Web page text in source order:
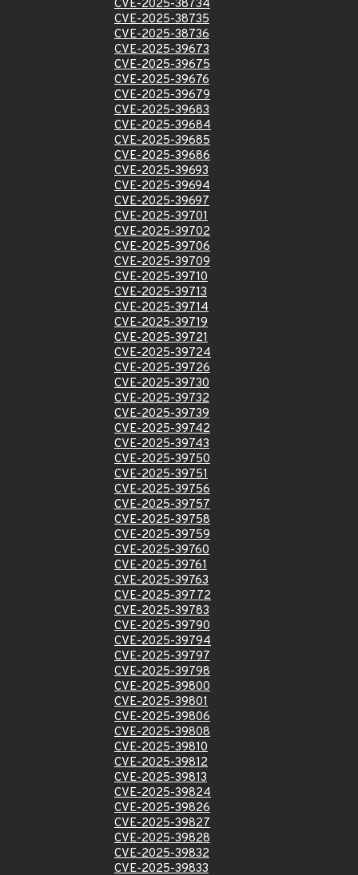
CVE-2025-38734
CVE-2025-38735
CVE-2025-38736
CVE-2025-39673
CVE-2025-39675
CVE-2025-39676
CVE-2025-39679
CVE-2025-39683
CVE-2025-39684
CVE-2025-39685
CVE-2025-39686
CVE-2025-39693
CVE-2025-39694
CVE-2025-39697
CVE-2025-39701
CVE-2025-39702
CVE-2025-39706
CVE-2025-39709
CVE-2025-39710
CVE-2025-39713
CVE-2025-39714
CVE-2025-39719
CVE-2025-39721
CVE-2025-39724
CVE-2025-39726
CVE-2025-39730
CVE-2025-39732
CVE-2025-39739
CVE-2025-39742
CVE-2025-39743
CVE-2025-39750
CVE-2025-39751
CVE-2025-39756
CVE-2025-39757
CVE-2025-39758
CVE-2025-39759
CVE-2025-39760
CVE-2025-39761
CVE-2025-39763
CVE-2025-39772
CVE-2025-39783
CVE-2025-39790
CVE-2025-39794
CVE-2025-39797
CVE-2025-39798
CVE-2025-39800
CVE-2025-39801
CVE-2025-39806
CVE-2025-39808
CVE-2025-39810
CVE-2025-39812
CVE-2025-39813
CVE-2025-39824
CVE-2025-39826
CVE-2025-39827
CVE-2025-39828
CVE-2025-39832
CVE-2025-39833